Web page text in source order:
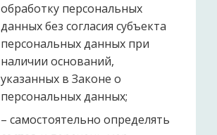
обработку персональных
данных без согласия субъекта
персональных данных при
наличии оснований,
указанных в Законе о
персональных данных;
– самостоятельно определять